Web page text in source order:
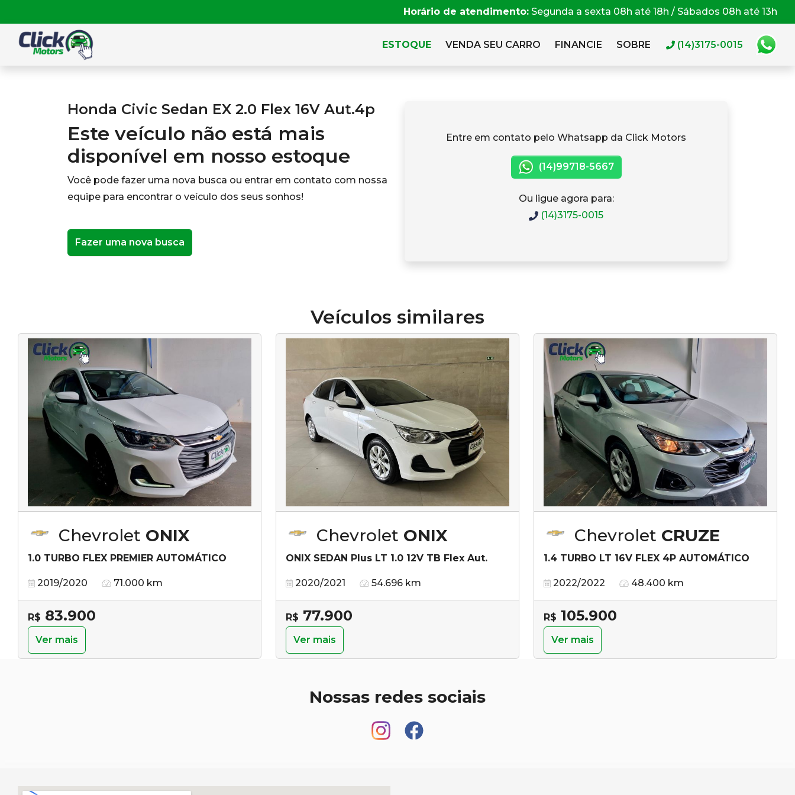
Horário de atendimento: Segunda a sexta 08h até 18h / Sábados 08h até 13h
ESTOQUE VENDA SEU CARRO FINANCIE SOBRE (14)3175-0015
Honda Civic Sedan EX 2.0 Flex 16V Aut.4p
Este veículo não está mais
disponível em nosso estoque
Você pode fazer uma nova busca ou entrar em contato com nossa
equipe para encontrar o veículo dos seus sonhos!
Fazer uma nova busca
Entre em contato pelo Whatsapp da Click Motors
(14)99718-5667
Ou ligue agora para:
(14)3175-0015
Veículos similares
Chevrolet ONIX
1.0 TURBO FLEX PREMIER AUTOMÁTICO
2019/2020 71.000 km
R$ 83.900
Ver mais
Chevrolet ONIX
ONIX SEDAN Plus LT 1.0 12V TB Flex Aut.
2020/2021 54.696 km
R$ 77.900
Ver mais
Chevrolet CRUZE
1.4 TURBO LT 16V FLEX 4P AUTOMÁTICO
2022/2022 48.400 km
R$ 105.900
Ver mais
Nossas redes sociais